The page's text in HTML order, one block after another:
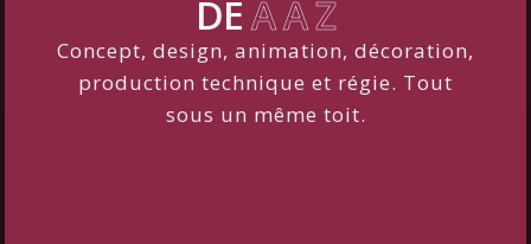
DEA À Z
Concept, design, animation, décoration,
production technique et régie. Tout
sous un même toit.